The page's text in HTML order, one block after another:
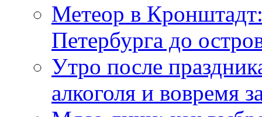
Метеор в
Петербурга до
Утро после
алкоголя и вовремя